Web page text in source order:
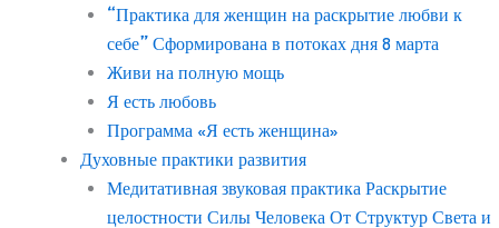
“Практика для женщин на раскрытие любви к
себе” Сформирована в потоках дня 8 марта
Живи на полную мощь
Я есть любовь
Программа «Я есть женщина»
Духовные практики развития
Медитативная звуковая практика Раскрытие
целостности Силы Человека От Структур Света и